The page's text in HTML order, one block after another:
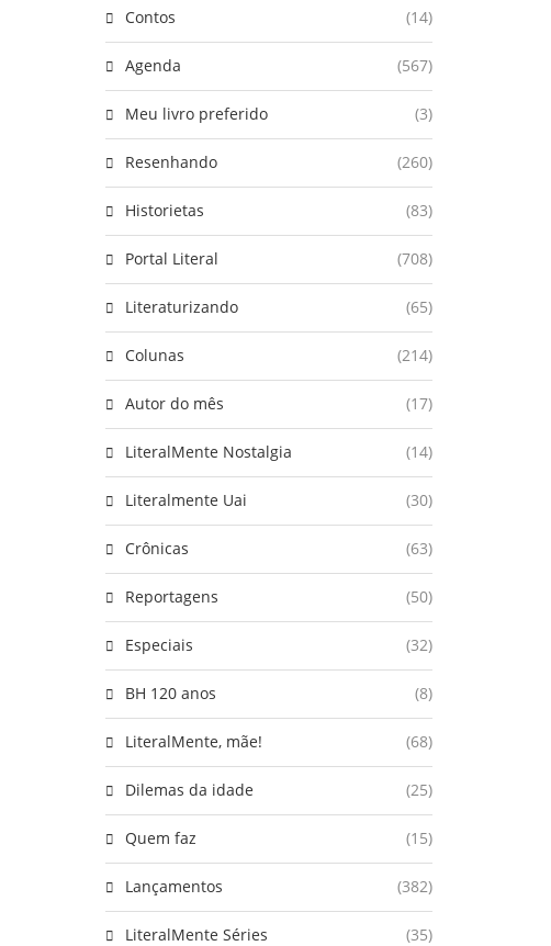
Contos (14)
Agenda (567)
Meu livro preferido (3)
Resenhando (260)
Historietas (83)
Portal Literal (708)
Literaturizando (65)
Colunas (214)
Autor do mês (17)
LiteralMente Nostalgia (14)
Literalmente Uai (30)
Crônicas (63)
Reportagens (50)
Especiais (32)
BH 120 anos (8)
LiteralMente, mãe! (68)
Dilemas da idade (25)
Quem faz (15)
Lançamentos (382)
LiteralMente Séries (35)